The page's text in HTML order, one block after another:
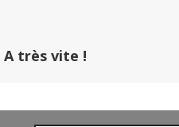
A très vite !